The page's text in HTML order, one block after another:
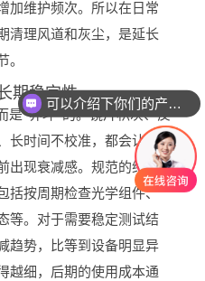
加维护频次。所以在日常
清理风道和灰尘，是延长
。
期稳定性
是“养坏”的。镜片积灰、反
长时间不校准，都会让太
出现衰减感。规范的维护
括按周期检查光学组件、
等。对于需要稳定测试结
趋势，比等到设备明显异
越细，后期的使用成本通
可以介绍下你们的产品么